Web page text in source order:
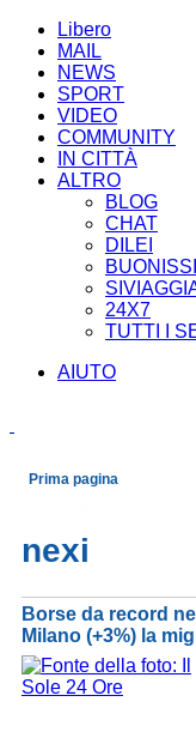
Libero
MAIL
NEWS
SPORT
VIDEO
COMMUNITY
IN CITTÀ
ALTRO
BLOG
CHAT
DILEI
24X7
TUTTI I
AIUTO
Prima pagina
nexi
Borse da record
Milano (+3%) la